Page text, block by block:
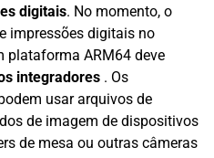
digitais. No momento, o
impressões digitais no
plataforma ARM64 deve
integradores . Os
usar arquivos de
de imagem de dispositivos
de mesa ou outras câmeras